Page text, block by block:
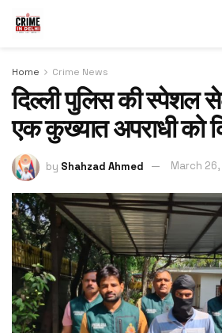
Home Crime News
दिल्ली पुलिस की स्पेशल
एक कुख्यात अपराधी को
by Shahzad Ahmed March